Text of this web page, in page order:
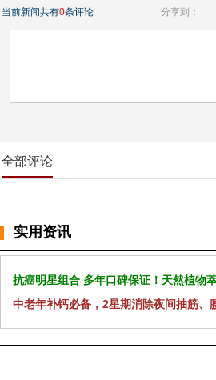
当前新闻共有0条评论 分享到：
全部评论
实用资讯
抗癌明星组合 多年口碑保证！天然植物
中老年补钙必备，2星期消除夜间抽筋、